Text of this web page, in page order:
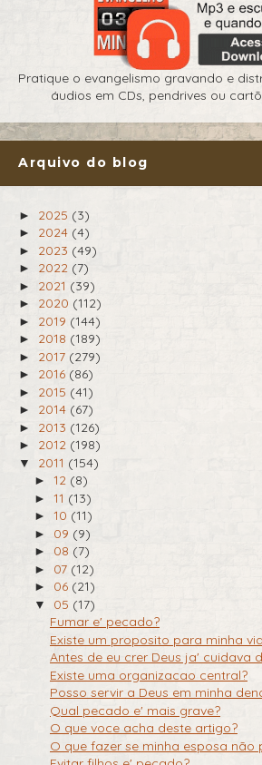
Pratique o evangelismo gravando e
áudios em CDs, pendrives ou
Arquivo do blog
► 2025 (3)
► 2024 (4)
► 2023 (49)
► 2022 (7)
► 2021 (39)
► 2020 (112)
► 2019 (144)
► 2018 (189)
► 2017 (279)
► 2016 (86)
► 2015 (41)
► 2014 (67)
► 2013 (126)
► 2012 (198)
▼ 2011 (154)
► 12 (8)
► 11 (13)
► 10 (11)
► 09 (9)
► 08 (7)
► 07 (12)
► 06 (21)
▼ 05 (17)
Fumar e' pecado?
Existe um proposito para minha
Antes de eu crer Deus ja' cuidava
Existe uma organizacao central?
Posso servir a Deus em minha
Qual pecado e' mais grave?
O que voce acha deste artigo?
O que fazer se minha esposa não